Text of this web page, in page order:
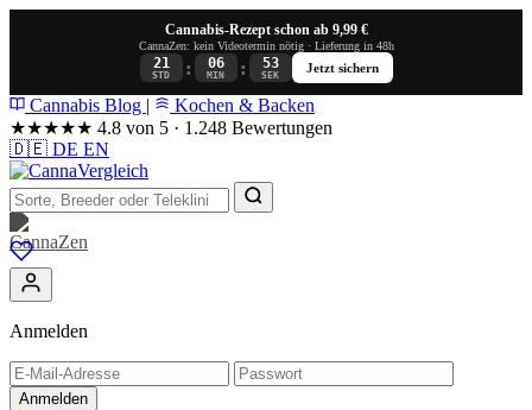
Cannabis-Rezept schon ab 9,99 €
CannaZen: kein Videotermin nötig · Lieferung in 48h
21
STD : 06
MIN : 52
SEK
Jetzt sichern
Cannabis Blog |
Kochen & Backen
★★★★★ 4.8 von 5 · 1.248 Bewertungen
🇩🇪 DE EN
Anmelden
Anmelden